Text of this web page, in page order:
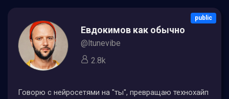
public
Евдокимов как обычно
@ltunevibe
2.8k
Говорю с нейросетями на "ты", превращаю технохайп